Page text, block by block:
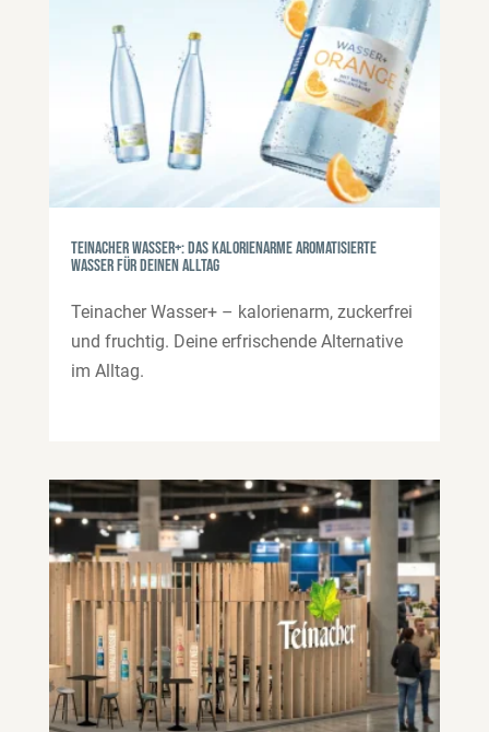
Teinacher Wasser+: das kalorienarme aromatisierte
Wasser für deinen Alltag
Teinacher Wasser+ – kalorienarm, zuckerfrei
und fruchtig. Deine erfrischende Alternative
im Alltag.